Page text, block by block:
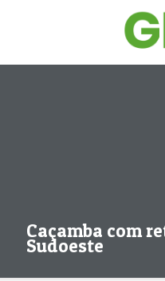
Caçamba com
Sudoeste